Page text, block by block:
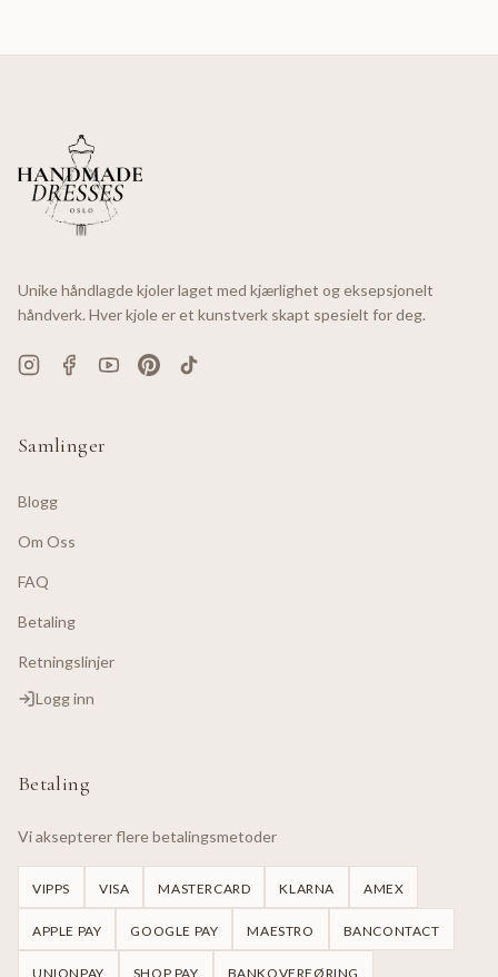
Unike håndlagde kjoler laget med kjærlighet og eksepsjonelt
håndverk. Hver kjole er et kunstverk skapt spesielt for deg.
Samlinger
Blogg
Om Oss
FAQ
Betaling
Retningslinjer
Logg inn
Betaling
Vi aksepterer flere betalingsmetoder
VIPPS VISA MASTERCARD KLARNA AMEX
APPLE PAY GOOGLE PAY MAESTRO BANCONTACT
UNIONPAY SHOP PAY BANKOVERFØRING